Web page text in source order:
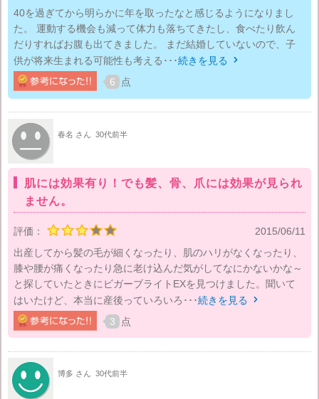
40を過ぎてから明らかに年を取ったなと感じるようになりまし
た。 運動する機会も減って体力も落ちてきたし、食べたり飲ん
だりすればお腹も出てきました。 まだ結婚していないので、子
供が将来生まれる可能性も考える･･･続きを見る 
6 点
春名 さん 30代前半
肌には効果有り！でも髪、骨、爪には効果が見られ
ません。
評価：
2015/06/11
出産してから髪の毛が細くなったり、肌のハリがなくなったり、
膝や腰が痛くなったり急に老け込んだ気がしてなにかないかな～
と探していたときにビガーブライトEXを見つけました。聞いて
はいたけど、本当に産後っていろいろ･･･続きを見る 
3 点
博多 さん 30代前半